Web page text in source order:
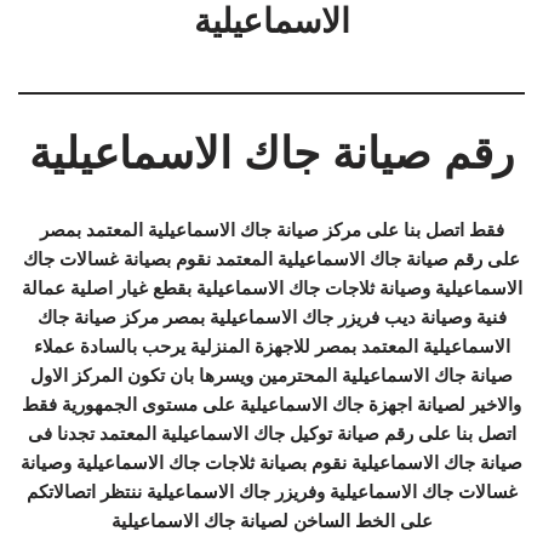
الاسماعيلية
رقم صيانة جاك الاسماعيلية
فقط اتصل بنا على مركز صيانة جاك الاسماعيلية المعتمد بمصر
على رقم صيانة جاك الاسماعيلية المعتمد نقوم بصيانة غسالات جاك
الاسماعيلية وصيانة ثلاجات جاك الاسماعيلية بقطع غيار اصلية عمالة
فنية وصيانة ديب فريزر جاك الاسماعيلية بمصر مركز صيانة جاك
الاسماعيلية المعتمد بمصر للاجهزة المنزلية يرحب بالسادة عملاء
صيانة جاك الاسماعيلية المحترمين ويسرها بان تكون المركز الاول
والاخير لصيانة اجهزة جاك الاسماعيلية على مستوى الجمهورية فقط
اتصل بنا على رقم صيانة توكيل جاك الاسماعيلية المعتمد تجدنا فى
صيانة جاك الاسماعيلية نقوم بصيانة ثلاجات جاك الاسماعيلية وصيانة
غسالات جاك الاسماعيلية وفريزر جاك الاسماعيلية ننتظر اتصالاتكم
على الخط الساخن لصيانة جاك الاسماعيلية